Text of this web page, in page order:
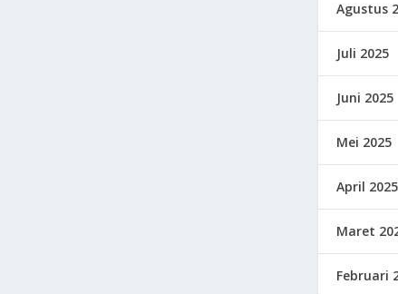
Agustus
Juli 2025
Juni 2025
Mei 2025
April 2025
Maret
Februari